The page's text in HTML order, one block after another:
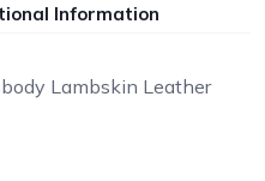
Information
Lambskin Leather